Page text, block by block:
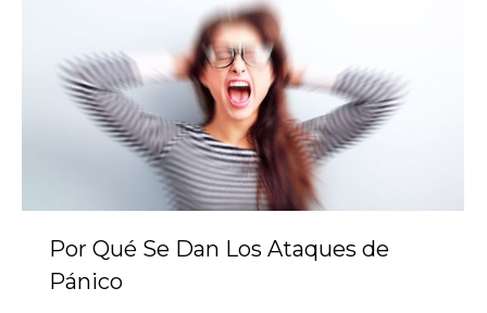
Por Qué Se Dan Los Ataques de
Pánico